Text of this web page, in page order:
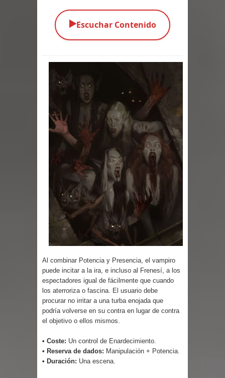
Parte 05: Los Horrores del Infierno
Parte 04: Oídos Sordos
Parte 01: El Comienzo
Parte 01: El Enemigo Interior
Exaltados y Muertos Vivientes
Los Muertos se Levantan (Relato)
Los Monstruos más Buscados
Parte 09: Los Muertos Cuentan
Cuentos
▶️Escuchar Contenido
Al combinar Potencia y Presencia, el vampiro
puede incitar a la ira, e incluso al Frenesí, a los
espectadores igual de fácilmente que cuando
los aterroriza o fascina. El usuario debe
procurar no irritar a una turba enojada que
podría volverse en su contra en lugar de contra
el objetivo o ellos mismos.
• Coste: Un control de Enardecimiento.
• Reserva de dados: Manipulación + Potencia.
• Duración: Una escena.